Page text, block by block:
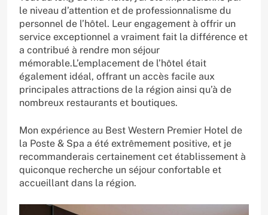
le niveau d’attention et de professionnalisme du
personnel de l’hôtel. Leur engagement à offrir un
service exceptionnel a vraiment fait la différence et
a contribué à rendre mon séjour
mémorable.L’emplacement de l’hôtel était
également idéal, offrant un accès facile aux
principales attractions de la région ainsi qu’à de
nombreux restaurants et boutiques.
Mon expérience au Best Western Premier Hotel de
la Poste & Spa a été extrêmement positive, et je
recommanderais certainement cet établissement à
quiconque recherche un séjour confortable et
accueillant dans la région.